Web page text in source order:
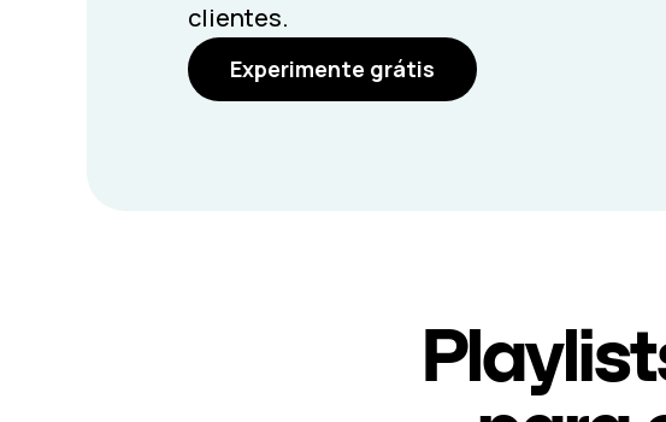
clientes.
Experimente grátis